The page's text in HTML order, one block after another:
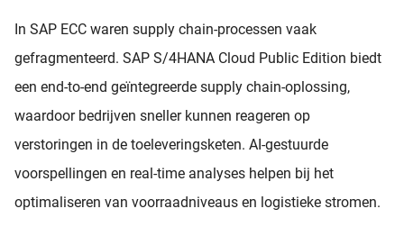
In SAP ECC waren supply chain-processen vaak
gefragmenteerd. SAP S/4HANA Cloud Public Edition biedt
een end-to-end geïntegreerde supply chain-oplossing,
waardoor bedrijven sneller kunnen reageren op
verstoringen in de toeleveringsketen. AI-gestuurde
voorspellingen en real-time analyses helpen bij het
optimaliseren van voorraadniveaus en logistieke stromen.